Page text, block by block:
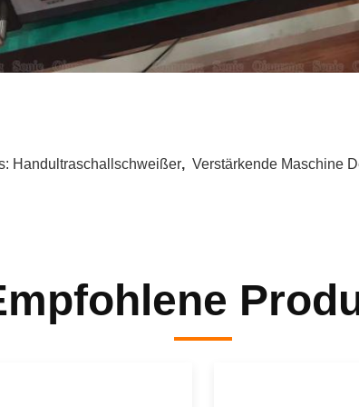
Handultraschallschweißer, Verstärkende Maschine